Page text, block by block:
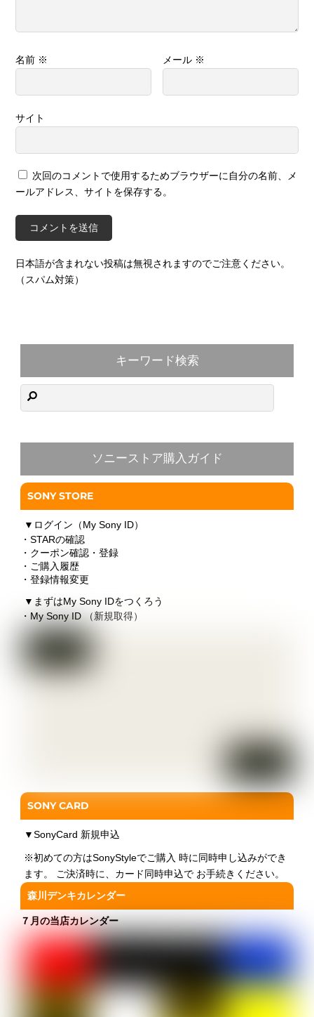
名前 ※ メール ※
サイト
次回のコメントで使用するためブラウザーに自分の名前、メ
ールアドレス、サイトを保存する。
日本語が含まれない投稿は無視されますのでご注意ください。
（スパム対策）
キーワード検索
ソニーストア購入ガイド
SONY STORE
▼ ログイン（My Sony ID）
・STARの確認
・クーポン確認・登録
・ご購入履歴
・登録情報変更
▼ まずはMy Sony IDをつくろう
・My Sony ID （新規取得）
SONY CARD
▼SonyCard 新規申込
※初めての方はSonyStyleでご購入 時に同時申し込みができ
ます。 ご決済時に、カード同時申込で お手続きください。
森川デンキカレンダー
７月の当店カレンダー